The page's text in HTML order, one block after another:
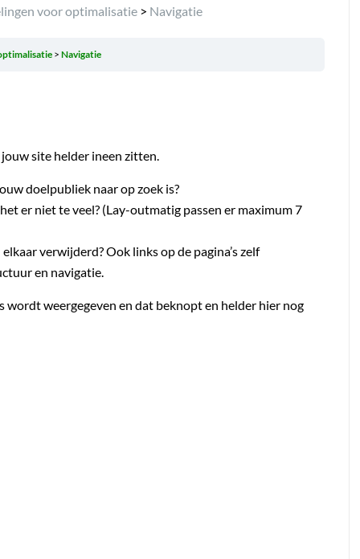
voor optimalisatie > Navigatie
Navigatie
site helder ineen zitten.
doelpubliek naar op zoek is?
er niet te veel? (Lay-outmatig passen er maximum 7
verwijderd? Ook links op de pagina’s zelf
en navigatie.
weergegeven en dat beknopt en helder hier nog